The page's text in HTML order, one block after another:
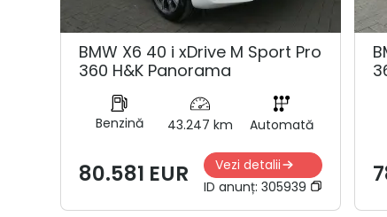
BMW X6 40 i xDrive M Sport Pro
360 H&K Panorama
Benzină 43.247 km Automată
80.581 EUR
Vezi detalii
ID anunț: 305939